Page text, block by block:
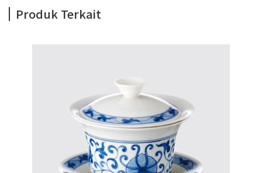
Produk Terkait